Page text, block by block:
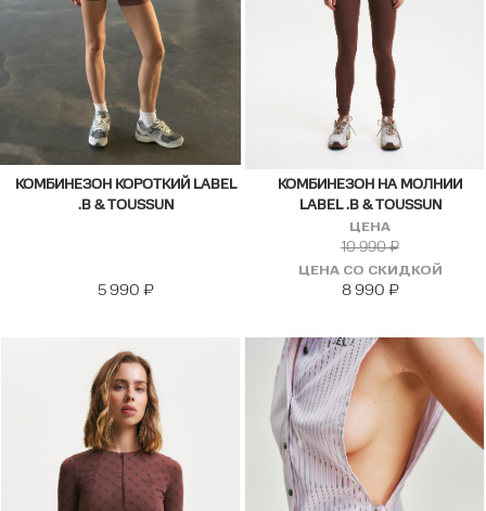
КОМБИНЕЗОН КОРОТКИЙ LABEL
.B & TOUSSUN
5 990 ₽
КОМБИНЕЗОН НА МОЛНИИ
LABEL .B & TOUSSUN
ЦЕНА
10 990₽
ЦЕНА СО СКИДКОЙ
8 990 ₽